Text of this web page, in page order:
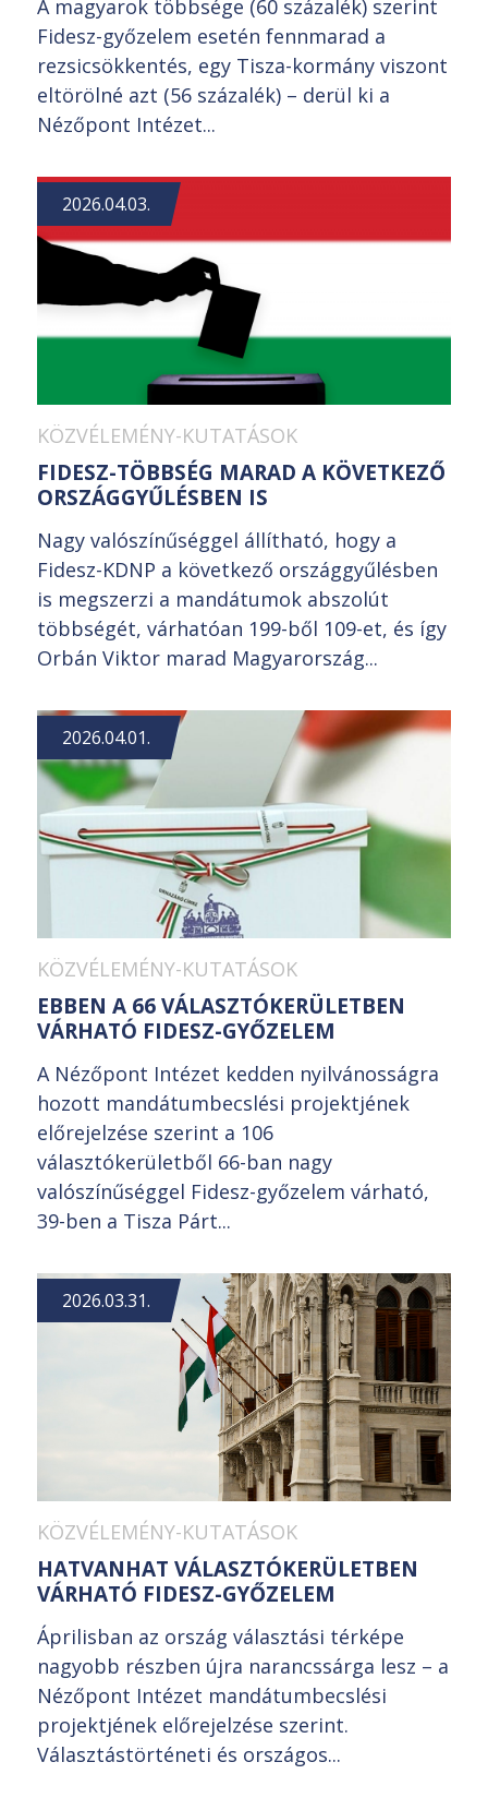
A magyarok többsége (60 százalék) szerint
Fidesz-győzelem esetén fennmarad a
rezsicsökkentés, egy Tisza-kormány viszont
eltörölné azt (56 százalék) – derül ki a
Nézőpont Intézet...
2026.04.03.
KÖZVÉLEMÉNY-KUTATÁSOK
FIDESZ-TÖBBSÉG MARAD A KÖVETKEZŐ
ORSZÁGGYŰLÉSBEN IS
Nagy valószínűséggel állítható, hogy a
Fidesz-KDNP a következő országgyűlésben
is megszerzi a mandátumok abszolút
többségét, várhatóan 199-ből 109-et, és így
Orbán Viktor marad Magyarország...
2026.04.01.
KÖZVÉLEMÉNY-KUTATÁSOK
EBBEN A 66 VÁLASZTÓKERÜLETBEN
VÁRHATÓ FIDESZ-GYŐZELEM
A Nézőpont Intézet kedden nyilvánosságra
hozott mandátumbecslési projektjének
előrejelzése szerint a 106
választókerületből 66-ban nagy
valószínűséggel Fidesz-győzelem várható,
39-ben a Tisza Párt...
2026.03.31.
KÖZVÉLEMÉNY-KUTATÁSOK
HATVANHAT VÁLASZTÓKERÜLETBEN
VÁRHATÓ FIDESZ-GYŐZELEM
Áprilisban az ország választási térképe
nagyobb részben újra narancssárga lesz – a
Nézőpont Intézet mandátumbecslési
projektjének előrejelzése szerint.
Választástörténeti és országos...